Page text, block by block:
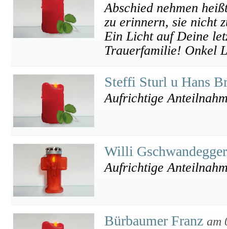
Abschied nehmen
zu erinnern, sie nicht
Ein Licht auf Deine
Trauerfamilie! Onkel
Steffi Sturl u Hans
Aufrichtige
Willi
Aufrichtige
Bürbaumer Franz am